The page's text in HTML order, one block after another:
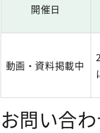
開催日
動画・資料掲載中
お問い合